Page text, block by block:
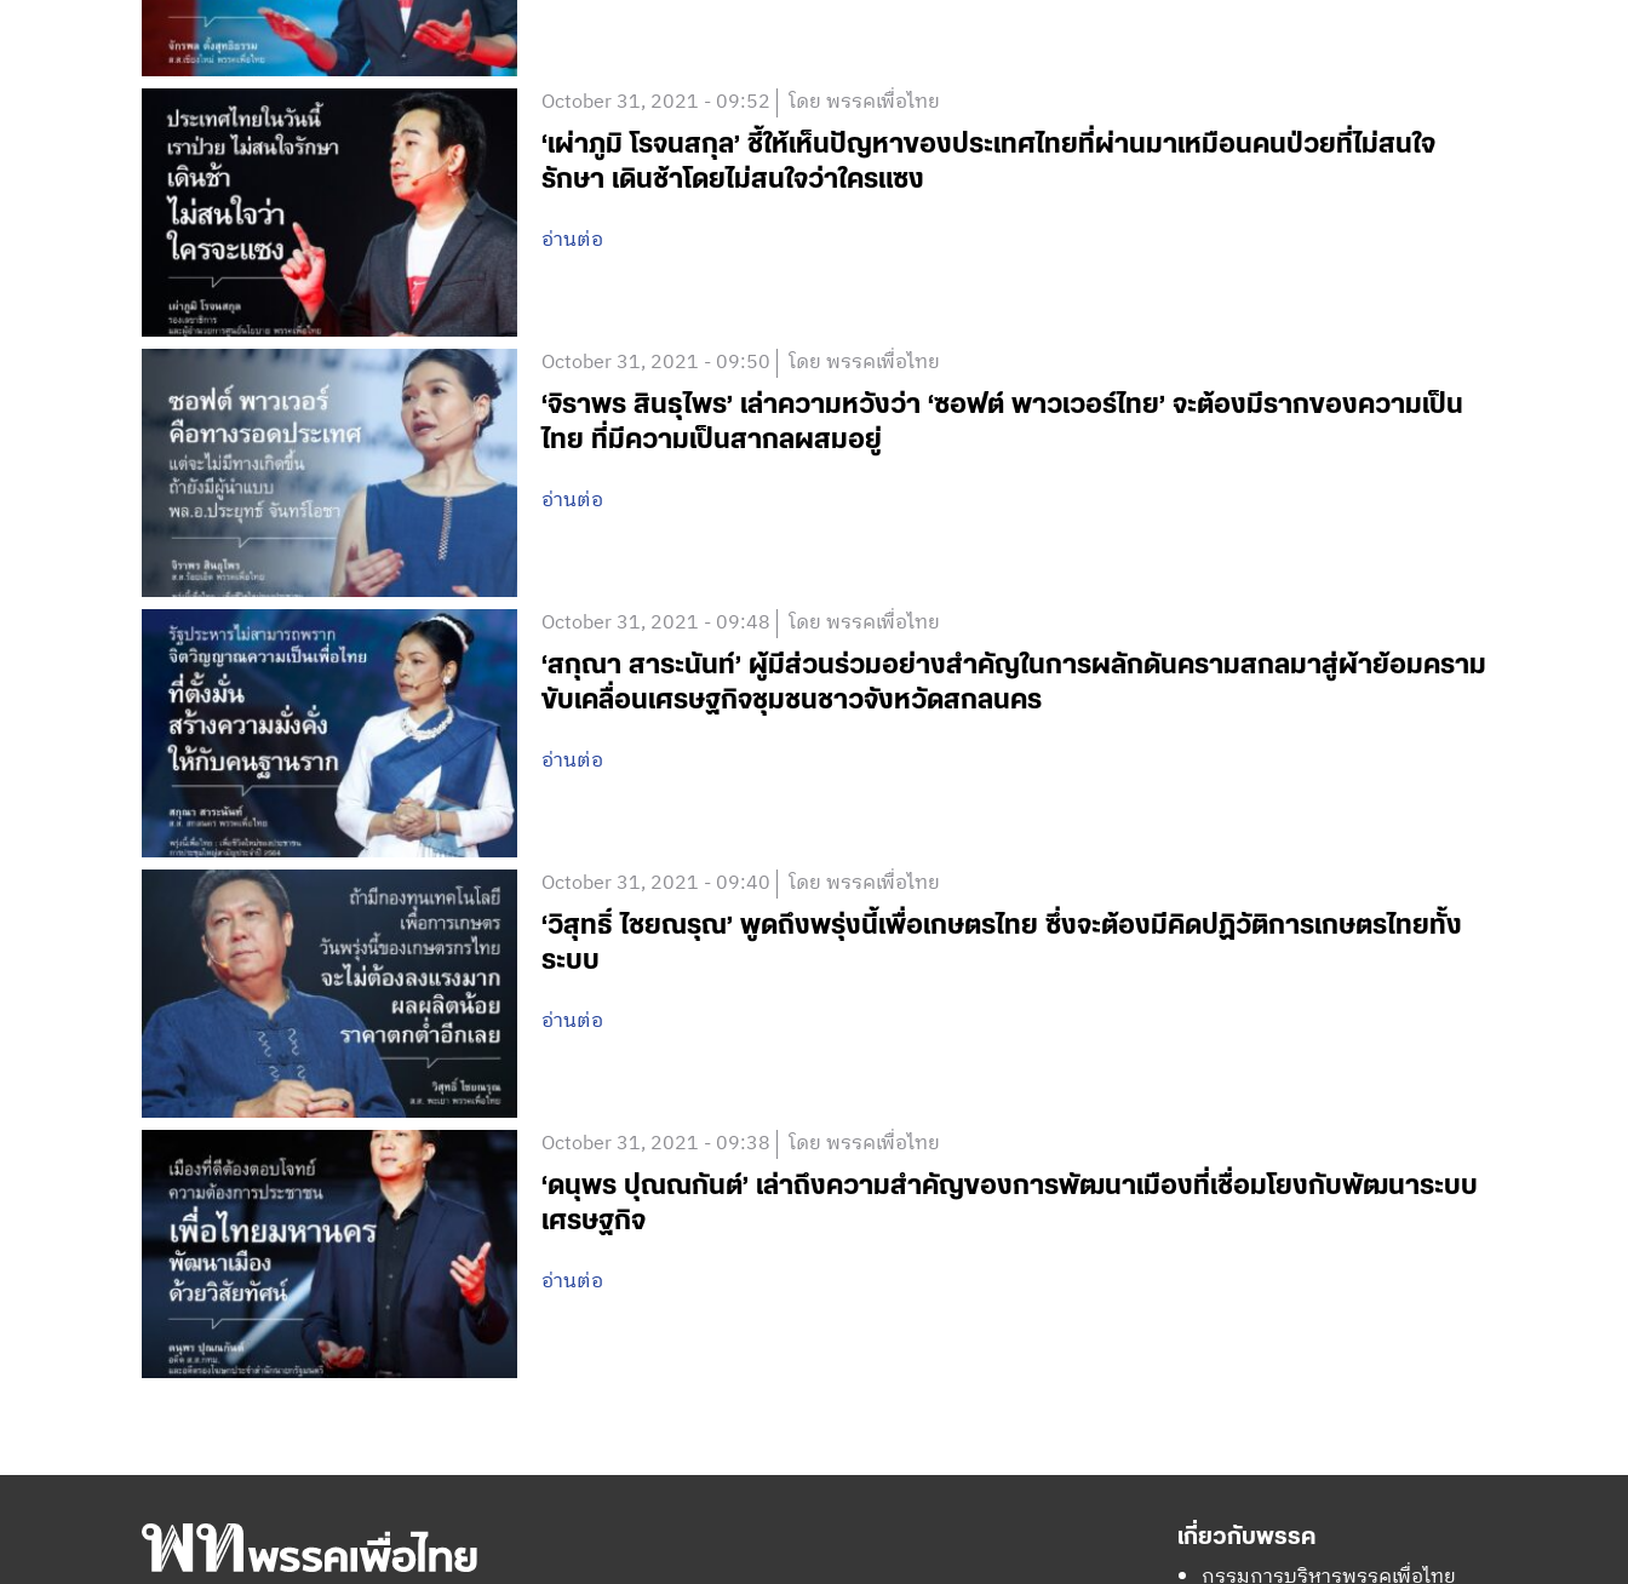
October 31, 2021 - 09:52 โดย พรรคเพื่อไทย
‘เผ่าภูมิ โรจนสกุล’ ชี้ให้เห็นปัญหาของประเทศไทยที่ผ่านมาเหมือนคนป่วยที่ไม่สนใจ
รักษา เดินช้าโดยไม่สนใจว่าใครแซง
อ่านต่อ
October 31, 2021 - 09:50 โดย พรรคเพื่อไทย
‘จิราพร สินธุไพร’ เล่าความหวังว่า ‘ซอฟต์ พาวเวอร์ไทย’ จะต้องมีรากของความเป็น
ไทย ที่มีความเป็นสากลผสมอยู่
อ่านต่อ
October 31, 2021 - 09:48 โดย พรรคเพื่อไทย
‘สกุณา สาระนันท์’ ผู้มีส่วนร่วมอย่างสำคัญในการผลักดันครามสกลมาสู่ผ้าย้อมคราม
ขับเคลื่อนเศรษฐกิจชุมชนชาวจังหวัดสกลนคร
อ่านต่อ
October 31, 2021 - 09:40 โดย พรรคเพื่อไทย
‘วิสุทธิ์ ไชยณรุณ’ พูดถึงพรุ่งนี้เพื่อเกษตรไทย ซึ่งจะต้องมีคิดปฏิวัติการเกษตรไทยทั้ง
ระบบ
อ่านต่อ
October 31, 2021 - 09:38 โดย พรรคเพื่อไทย
‘ดนุพร ปุณณกันต์’ เล่าถึงความสำคัญของการพัฒนาเมืองที่เชื่อมโยงกับพัฒนาระบบ
เศรษฐกิจ
อ่านต่อ
เกี่ยวกับพรรค
กรรมการบริหารพรรคเพื่อไทย